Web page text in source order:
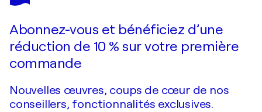
Abonnez-vous et bénéficiez d’une
réduction de 10 % sur votre première
commande
Nouvelles œuvres, coups de cœur de nos
conseillers, fonctionnalités exclusives.